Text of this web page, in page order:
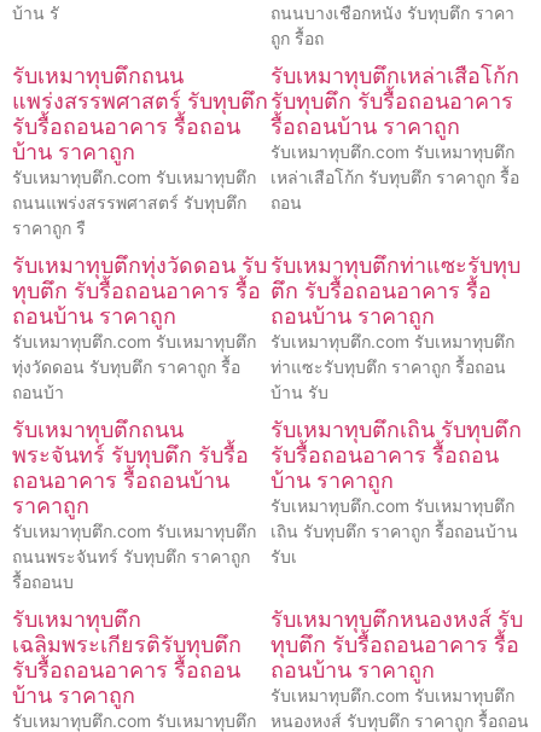
บ้าน รั
ถนนบางเชือกหนัง รับทุบตึก ราคา
ถูก รื้อถ
รับเหมาทุบตึกถนน
แพร่งสรรพศาสตร์ รับทุบตึก
รับรื้อถอนอาคาร รื้อถอน
บ้าน ราคาถูก
รับเหมาทุบตึก.com รับเหมาทุบตึก
ถนนแพร่งสรรพศาสตร์ รับทุบตึก
ราคาถูก รื
รับเหมาทุบตึกเหล่าเสือโก้ก
รับทุบตึก รับรื้อถอนอาคาร
รื้อถอนบ้าน ราคาถูก
รับเหมาทุบตึก.com รับเหมาทุบตึก
เหล่าเสือโก้ก รับทุบตึก ราคาถูก รื้อ
ถอน
รับเหมาทุบตึกทุ่งวัดดอน รับ
ทุบตึก รับรื้อถอนอาคาร รื้อ
ถอนบ้าน ราคาถูก
รับเหมาทุบตึก.com รับเหมาทุบตึก
ทุ่งวัดดอน รับทุบตึก ราคาถูก รื้อ
ถอนบ้า
รับเหมาทุบตึกท่าแซะรับทุบ
ตึก รับรื้อถอนอาคาร รื้อ
ถอนบ้าน ราคาถูก
รับเหมาทุบตึก.com รับเหมาทุบตึก
ท่าแซะรับทุบตึก ราคาถูก รื้อถอน
บ้าน รับ
รับเหมาทุบตึกถนน
พระจันทร์ รับทุบตึก รับรื้อ
ถอนอาคาร รื้อถอนบ้าน
ราคาถูก
รับเหมาทุบตึก.com รับเหมาทุบตึก
ถนนพระจันทร์ รับทุบตึก ราคาถูก
รื้อถอนบ
รับเหมาทุบตึกเถิน รับทุบตึก
รับรื้อถอนอาคาร รื้อถอน
บ้าน ราคาถูก
รับเหมาทุบตึก.com รับเหมาทุบตึก
เถิน รับทุบตึก ราคาถูก รื้อถอนบ้าน
รับเ
รับเหมาทุบตึก
เฉลิมพระเกียรติรับทุบตึก
รับรื้อถอนอาคาร รื้อถอน
บ้าน ราคาถูก
รับเหมาทุบตึก.com รับเหมาทุบตึก
รับเหมาทุบตึกหนองหงส์ รับ
ทุบตึก รับรื้อถอนอาคาร รื้อ
ถอนบ้าน ราคาถูก
รับเหมาทุบตึก.com รับเหมาทุบตึก
หนองหงส์ รับทุบตึก ราคาถูก รื้อถอน